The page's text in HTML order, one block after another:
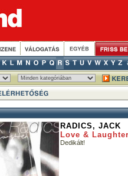
RADICS, JACK
Love &
Dedikált!